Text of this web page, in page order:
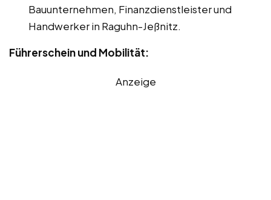
Bauunternehmen, Finanzdienstleister und
Handwerker in Raguhn-Jeßnitz.
Führerschein und Mobilität:
Anzeige